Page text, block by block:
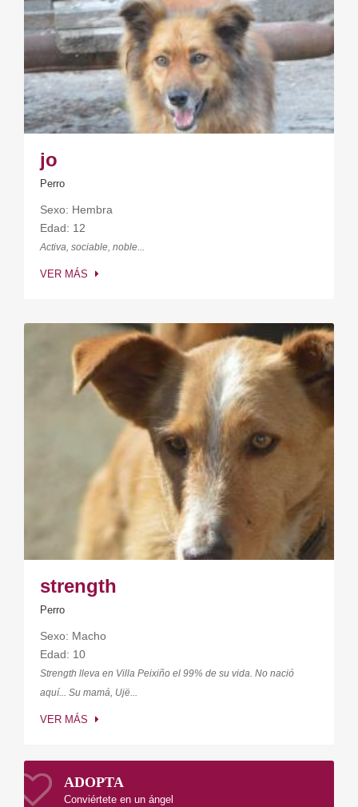
jo
Perro
Sexo: Hembra
Edad: 12
Activa, sociable, noble...
VER MÁS
strength
Perro
Sexo: Macho
Edad: 10
Strength lleva en Villa Peixiño el 99% de su vida. No nació
aquí... Su mamá, Ujë...
VER MÁS
ADOPTA
Conviértete en un ángel